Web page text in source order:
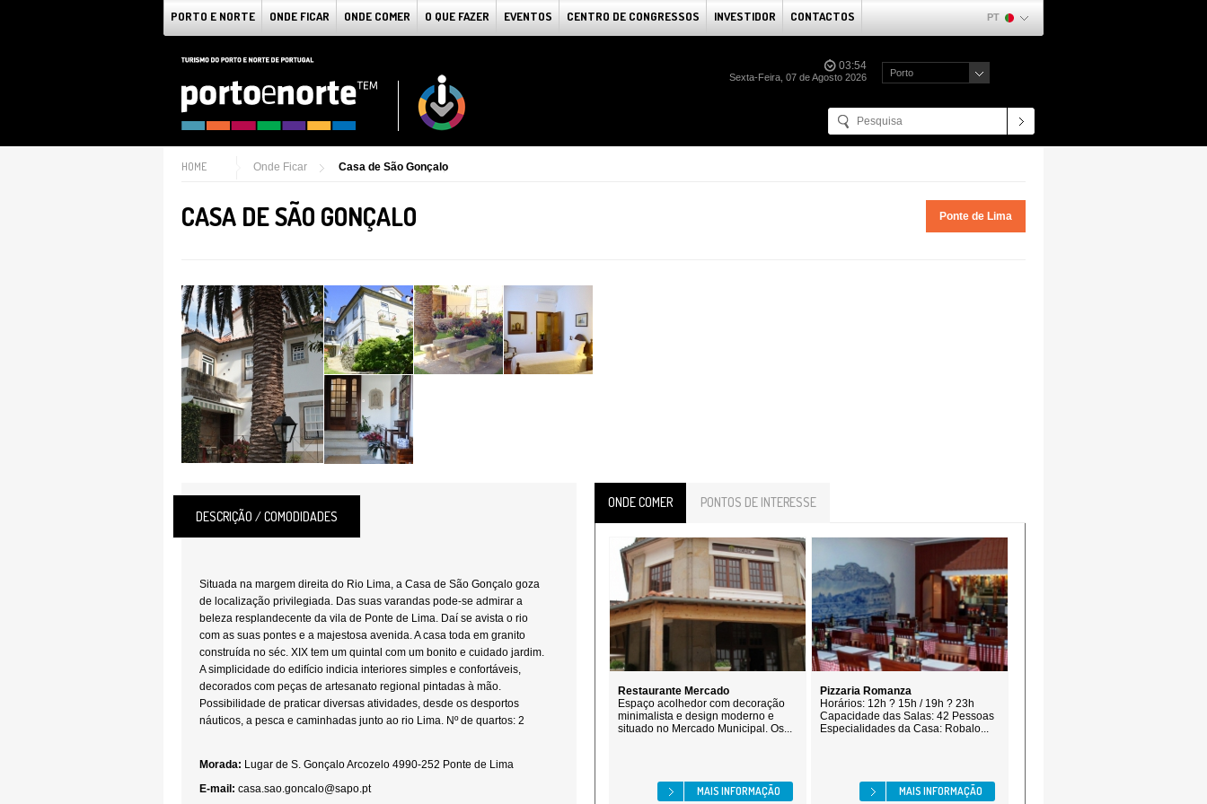
PORTO E NORTE ONDE FICAR ONDE COMER O QUE FAZER EVENTOS CENTRO DE CONGRESSOS INVESTIDOR CONTACTOS PT
03:54
Sexta-Feira, 07 de Agosto 2026 Porto
HOME Onde Ficar Casa de São Gonçalo
CASA DE SÃO GONÇALO Ponte de Lima
DESCRIÇÃO / COMODIDADES
Situada na margem direita do Rio Lima, a Casa de São Gonçalo goza
de localização privilegiada. Das suas varandas pode-se admirar a
beleza resplandecente da vila de Ponte de Lima. Daí se avista o rio
com as suas pontes e a majestosa avenida. A casa toda em granito
construída no séc. XIX tem um quintal com um bonito e cuidado jardim.
A simplicidade do edifício indicia interiores simples e confortáveis,
decorados com peças de artesanato regional pintadas à mão.
Possibilidade de praticar diversas atividades, desde os desportos
náuticos, a pesca e caminhadas junto ao rio Lima. Nº de quartos: 2
Morada: Lugar de S. Gonçalo Arcozelo 4990-252 Ponte de Lima
E-mail: casa.sao.goncalo@sapo.pt
ONDE COMER PONTOS DE INTERESSE
Restaurante Mercado
Espaço acolhedor com decoração
minimalista e design moderno e
situado no Mercado Municipal. Os...
MAIS INFORMAÇÃO
Pizzaria Romanza
Horários: 12h ? 15h / 19h ? 23h
Capacidade das Salas: 42 Pessoas
Especialidades da Casa: Robalo...
MAIS INFORMAÇÃO